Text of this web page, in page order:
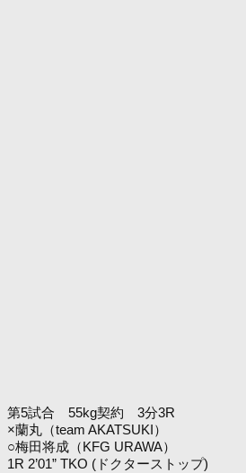
第5試合 55kg契約 3分3R
×蘭丸（team AKATSUKI）
○梅田将成（KFG URAWA）
1R 2’01” TKO (ドクターストップ)